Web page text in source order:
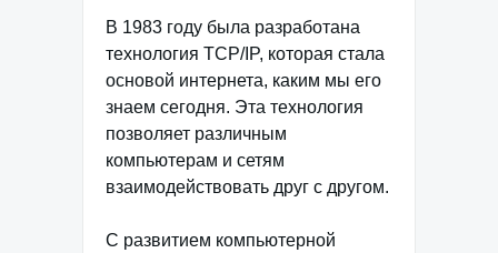
В 1983 году была разработана
технология TCP/IP, которая стала
основой интернета, каким мы его
знаем сегодня. Эта технология
позволяет различным
компьютерам и сетям
взаимодействовать друг с другом.
С развитием компьютерной